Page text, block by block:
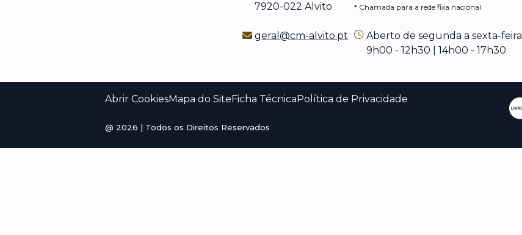
7920-022 Alvito
geral@cm-alvito.pt
* Chamada para a rede fixa nacional
Aberto de segunda a sexta-feira
9h00 - 12h30 | 14h00 - 17h30
Abrir CookiesMapa do Site Ficha Técnica Política de Privacidade
@ 2026 | Todos os Direitos Reservados